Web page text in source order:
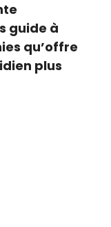
guide à
qu’offre
plus